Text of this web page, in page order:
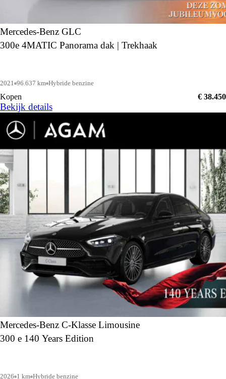
Mercedes-Benz GLC
300e 4MATIC Panorama dak | Trekhaak
2021 96.637 km Hybride benzine
Kopen € 38.450
Bekijk details
Mercedes-Benz C-Klasse Limousine
300 e 140 Years Edition
2026 1 km Hybride benzine